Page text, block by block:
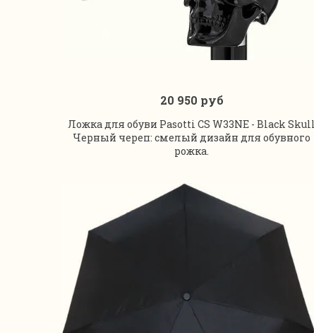
В корзину
20 950 руб
Ложка для обуви Pasotti CS W33NE - Black Skull
Черный череп: смелый дизайн для обувного
рожка.